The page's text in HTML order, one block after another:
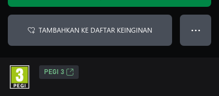
TAMBAHKAN KE DAFTAR KEINGINAN ● ● ●
PEGI 3